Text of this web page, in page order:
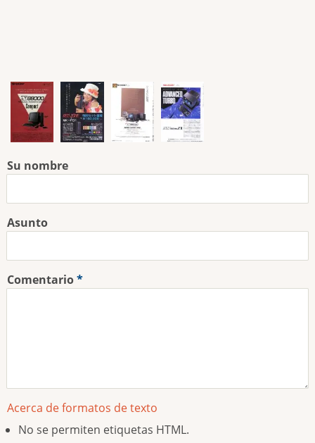
Su nombre
Asunto
Comentario
Acerca de formatos de texto
No se permiten etiquetas HTML.